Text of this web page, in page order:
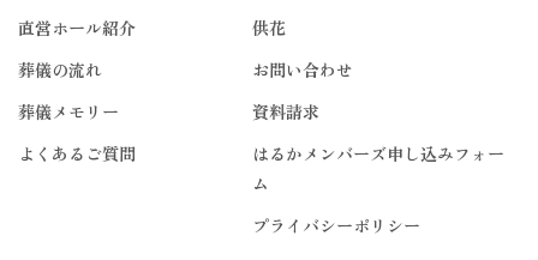
直営ホール紹介
葬儀の流れ
葬儀メモリー
よくあるご質問
供花
お問い合わせ
資料請求
はるかメンバーズ申し込みフォー
ム
プライバシーポリシー